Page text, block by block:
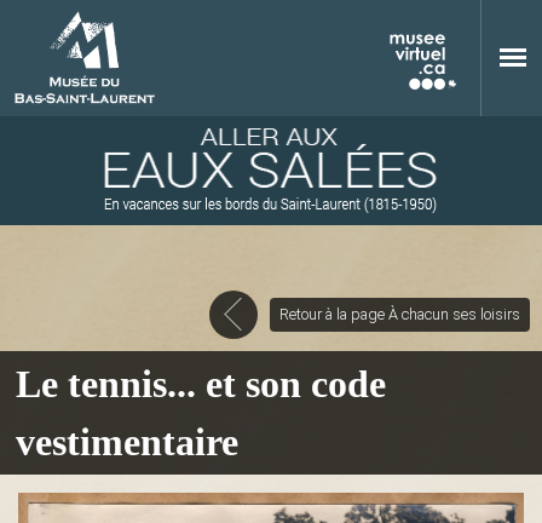
M
u
Retour à la page À chacun ses loisirs
Le tennis... et son code
vestimentaire